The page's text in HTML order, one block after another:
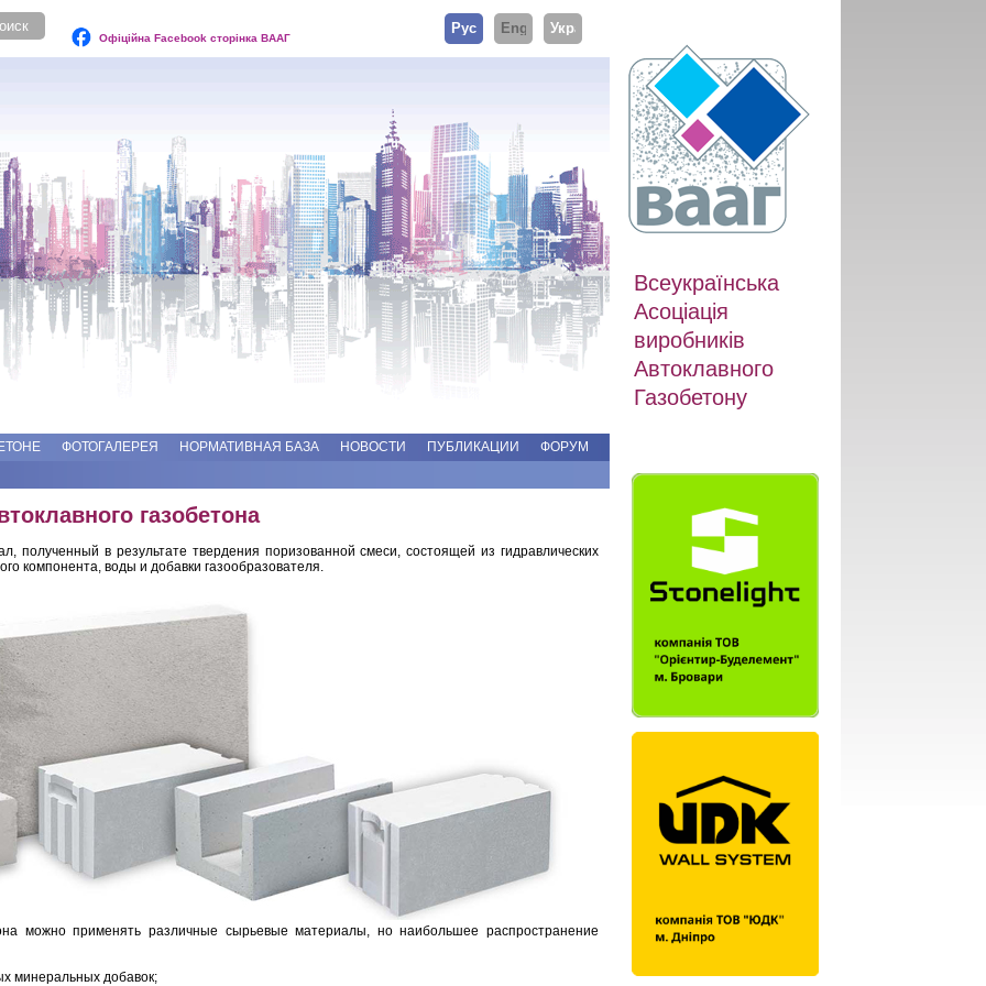
Офіційна Facebook сторінка ВААГ
РусскийEnglishУкраїнська
Всеукраїнська
Асоціація
виробників
Автоклавного
Газобетону
ФОТОГАЛЕРЕЯ НОРМАТИВНАЯ БАЗА НОВОСТИ ПУБЛИКАЦИИ ФОРУМ
газобетона
полученный в результате твердения поризованной смеси, состоящей из гидравлических
компонента, воды и добавки газообразователя.
можно применять различные сырьевые материалы, но наибольшее распространение
минеральных добавок;